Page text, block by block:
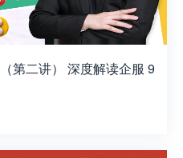
第二讲） 深度解读企服 9